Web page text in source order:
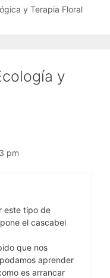
y Terapia Floral
y
pm
este tipo de
el cascabel
que nos
aprender
es arrancar